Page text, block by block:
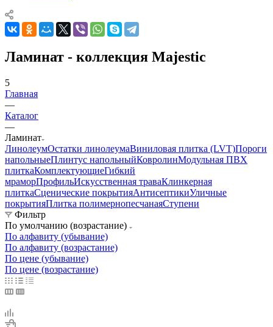
Ламинат - коллекция Majestic
5
Главная
—
Каталог
—
Ламинат
ЛинолеумОстатки линолеумаВиниловая плитка (LVT)Пороги
напольныеПлинтус напольныйКовролинМодульная ПВХ
плиткаКомплектующиеГибкий
мраморПрофильИскусственная траваКлинкерная
плиткаСценические покрытияАнтисептикиУличные
покрытияПлитка полимернопесчанаяСтупени
Фильтр
По умолчанию (возрастание)
По алфавиту (убывание)
По алфавиту (возрастание)
По цене (убывание)
По цене (возрастание)